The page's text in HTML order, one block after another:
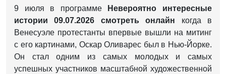
9 июля в программе
Невероятно интересные
истории 09.07.2026 смотреть онлайн когда в
Венесуэле протестанты впервые вышли на митинг
с его картинами, Оскар Оливарес был в Нью-Йорке.
Он стал одним из самых молодых и самых
успешных участников масштабной художественной